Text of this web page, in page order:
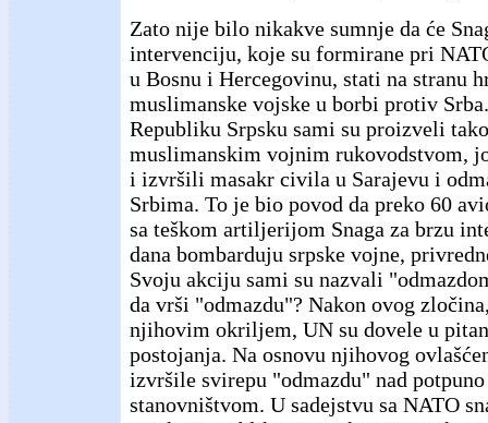
Zato nije bilo nikakve sumnje da će
intervenciju, koje su formirane pri
u Bosnu i Hercegovinu, stati na stranu
muslimanske vojske u borbi protiv
Republiku Srpsku sami su proizveli
muslimanskim vojnim rukovodstvom,
i izvršili masakr civila u Sarajevu i
Srbima. To je bio povod da preko 60
sa teškom artiljerijom Snaga za brzu
dana bombarduju srpske vojne,
Svoju akciju sami su nazvali
da vrši "odmazdu"? Nakon ovog
njihovim okriljem, UN su dovele u
postojanja. Na osnovu njihovog
izvršile svirepu "odmazdu" nad
stanovništvom. U sadejstvu sa NATO